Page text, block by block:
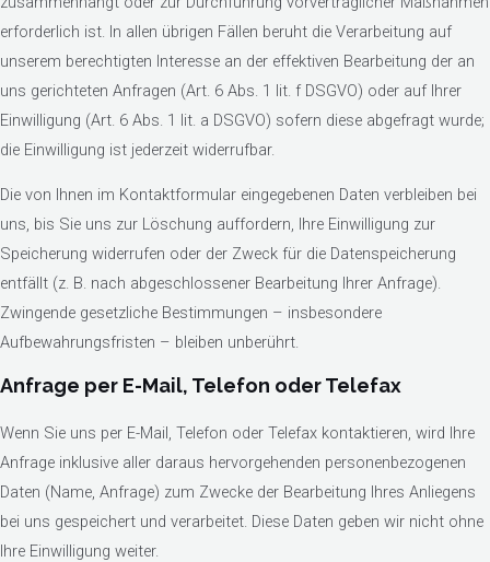
erforderlich ist. In allen übrigen Fällen beruht die Verarbeitung auf
unserem berechtigten Interesse an der effektiven Bearbeitung der an
uns gerichteten Anfragen (Art. 6 Abs. 1 lit. f DSGVO) oder auf Ihrer
Einwilligung (Art. 6 Abs. 1 lit. a DSGVO) sofern diese abgefragt wurde;
die Einwilligung ist jederzeit widerrufbar.
Die von Ihnen im Kontaktformular eingegebenen Daten verbleiben bei
uns, bis Sie uns zur Löschung auffordern, Ihre Einwilligung zur
Speicherung widerrufen oder der Zweck für die Datenspeicherung
entfällt (z. B. nach abgeschlossener Bearbeitung Ihrer Anfrage).
Zwingende gesetzliche Bestimmungen – insbesondere
Aufbewahrungsfristen – bleiben unberührt.
Anfrage per E-Mail, Telefon oder Telefax
Wenn Sie uns per E-Mail, Telefon oder Telefax kontaktieren, wird Ihre
Anfrage inklusive aller daraus hervorgehenden personenbezogenen
Daten (Name, Anfrage) zum Zwecke der Bearbeitung Ihres Anliegens
bei uns gespeichert und verarbeitet. Diese Daten geben wir nicht ohne
Ihre Einwilligung weiter.